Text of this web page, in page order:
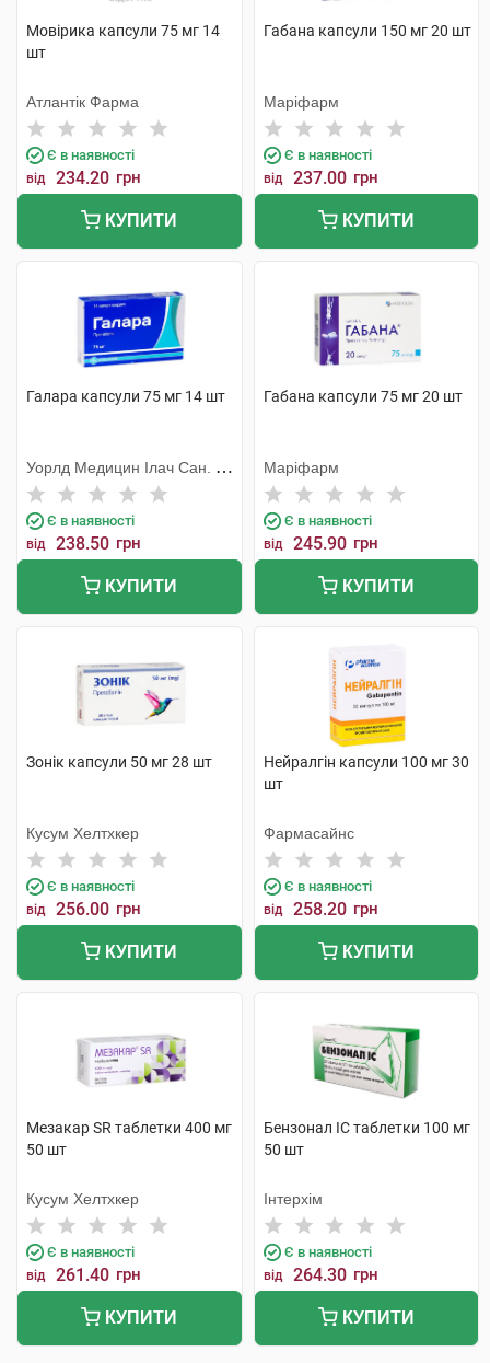
Мовірика капсули 75 мг 14
шт
Атлантік Фарма
Є в наявності
від 234.20 грн
КУПИТИ
Габана капсули 150 мг 20 шт
Маріфарм
Є в наявності
від 237.00 грн
КУПИТИ
Галара капсули 75 мг 14 шт
Уорлд Медицин Ілач Сан. Ве
Тідж
Є в наявності
від 238.50 грн
КУПИТИ
Габана капсули 75 мг 20 шт
Маріфарм
Є в наявності
від 245.90 грн
КУПИТИ
Зонік капсули 50 мг 28 шт
Кусум Хелтхкер
Є в наявності
від 256.00 грн
КУПИТИ
Нейралгін капсули 100 мг 30
шт
Фармасайнс
Є в наявності
від 258.20 грн
КУПИТИ
Мезакар SR таблетки 400 мг
50 шт
Кусум Хелтхкер
Є в наявності
від 261.40 грн
КУПИТИ
Бензонал IC таблетки 100 мг
50 шт
Інтерхім
Є в наявності
від 264.30 грн
КУПИТИ